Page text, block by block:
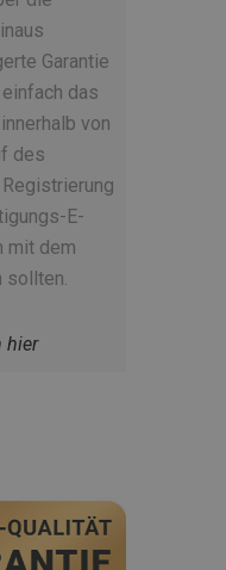
Garantie
das
von
des
E-
mit dem
sollten.
hier